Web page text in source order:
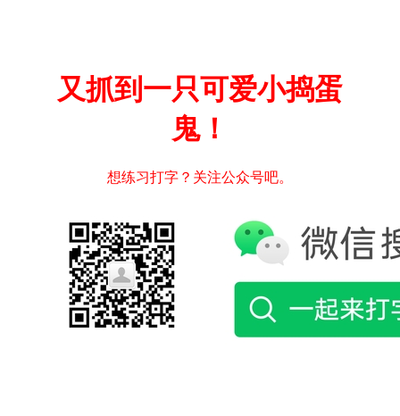
又抓到一只可爱小捣蛋
鬼！
想练习打字？关注公众号吧。